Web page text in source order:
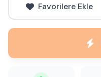
Favorilere Ekle